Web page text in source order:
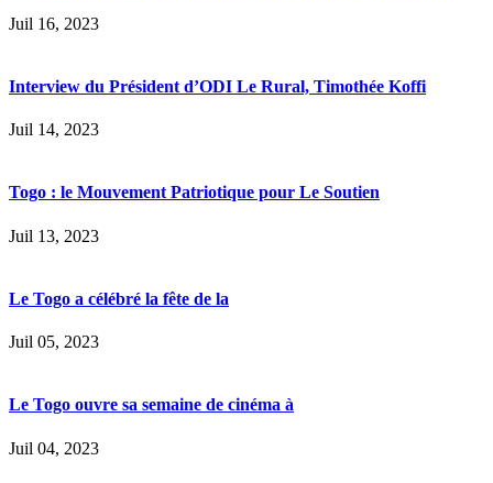
Juil 16, 2023
Interview du Président d’ODI Le Rural, Timothée Koffi
Juil 14, 2023
Togo : le Mouvement Patriotique pour Le Soutien
Juil 13, 2023
Le Togo a célébré la fête de la
Juil 05, 2023
Le Togo ouvre sa semaine de cinéma à
Juil 04, 2023